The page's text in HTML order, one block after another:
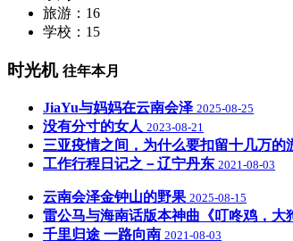
旅游：16
学校：15
时光机 往年本月
JiaYu与妈妈在云南会泽 2025-08-25
没有分寸的女人 2023-08-21
三亚疫情之间，为什么要扣留十几万的
工作行程日记之－辽宁丹东 2021-08-03
云南会泽金钟山的野果 2025-08-15
雷公马与海南话版本神曲《叮咚鸡，大
千里归途 一路向南 2021-08-03